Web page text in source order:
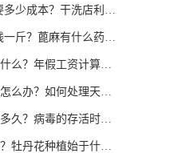
成本？干洗店利润怎么
？蓖麻有什么药用价值
年假工资计算标准是什
？如何处理天然气泄漏
病毒的存活时间受什么
花种植始于什么朝代？